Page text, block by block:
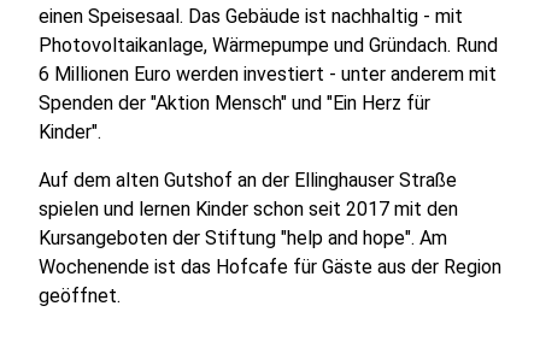
einen Speisesaal. Das Gebäude ist nachhaltig - mit
Photovoltaikanlage, Wärmepumpe und Gründach. Rund
6 Millionen Euro werden investiert - unter anderem mit
Spenden der "Aktion Mensch" und "Ein Herz für
Kinder".
Auf dem alten Gutshof an der Ellinghauser Straße
spielen und lernen Kinder schon seit 2017 mit den
Kursangeboten der Stiftung "help and hope". Am
Wochenende ist das Hofcafe für Gäste aus der Region
geöffnet.